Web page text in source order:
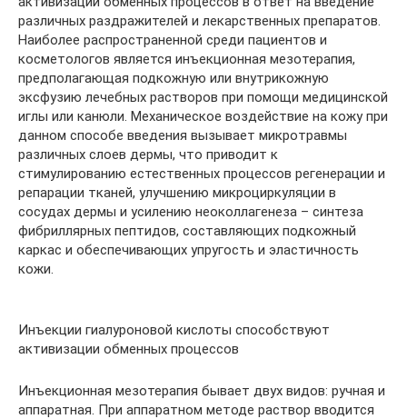
различных раздражителей и лекарственных препаратов.
Наиболее распространенной среди пациентов и
косметологов является инъекционная мезотерапия,
предполагающая подкожную или внутрикожную
эксфузию лечебных растворов при помощи медицинской
иглы или канюли. Механическое воздействие на кожу при
данном способе введения вызывает микротравмы
различных слоев дермы, что приводит к
стимулированию естественных процессов регенерации и
репарации тканей, улучшению микроциркуляции в
сосудах дермы и усилению неоколлагенеза – синтеза
фибриллярных пептидов, составляющих подкожный
каркас и обеспечивающих упругость и эластичность
кожи.
Инъекции гиалуроновой кислоты способствуют
активизации обменных процессов
Инъекционная мезотерапия бывает двух видов: ручная и
аппаратная. При аппаратном методе раствор вводится